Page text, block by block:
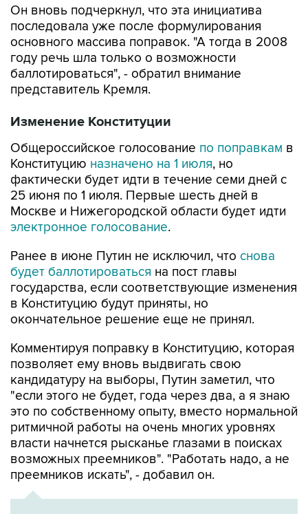
Он вновь подчеркнул, что эта инициатива
последовала уже после формулирования
основного массива поправок. "А тогда в 2008
году речь шла только о возможности
баллотироваться", - обратил внимание
представитель Кремля.
Изменение Конституции
Общероссийское голосование по поправкам в
Конституцию назначено на 1 июля, но
фактически будет идти в течение семи дней с
25 июня по 1 июля. Первые шесть дней в
Москве и Нижегородской области будет идти
электронное голосование.
Ранее в июне Путин не исключил, что снова
будет баллотироваться на пост главы
государства, если соответствующие изменения
в Конституцию будут приняты, но
окончательное решение еще не принял.
Комментируя поправку в Конституцию, которая
позволяет ему вновь выдвигать свою
кандидатуру на выборы, Путин заметил, что
"если этого не будет, года через два, а я знаю
это по собственному опыту, вместо нормальной
ритмичной работы на очень многих уровнях
власти начнется рысканье глазами в поисках
возможных преемников". "Работать надо, а не
преемников искать", - добавил он.